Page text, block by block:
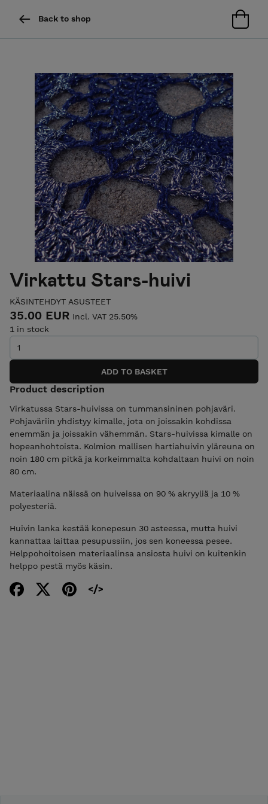
Back to shop
Virkattu Stars-huivi
KÄSINTEHDYT ASUSTEET
35.00 EUR Incl. VAT 25.50%
1 in stock
Product description
Virkatussa Stars-huivissa on tummansininen pohjaväri.
Pohjaväriin yhdistyy kimalle, jota on joissakin kohdissa
enemmän ja joissakin vähemmän. Stars-huivissa kimalle on
hopeanhohtoista. Kolmion mallisen hartiahuivin yläreuna on
noin 180 cm pitkä ja korkeimmalta kohdaltaan huivi on noin
80 cm.
Materiaalina näissä on huiveissa on 90 % akryyliä ja 10 %
polyesteriä.
Huivin lanka kestää konepesun 30 asteessa, mutta huivi
kannattaa laittaa pesupussiin, jos sen koneessa pesee.
Helppohoitoisen materiaalinsa ansiosta huivi on kuitenkin
helppo pestä myös käsin.